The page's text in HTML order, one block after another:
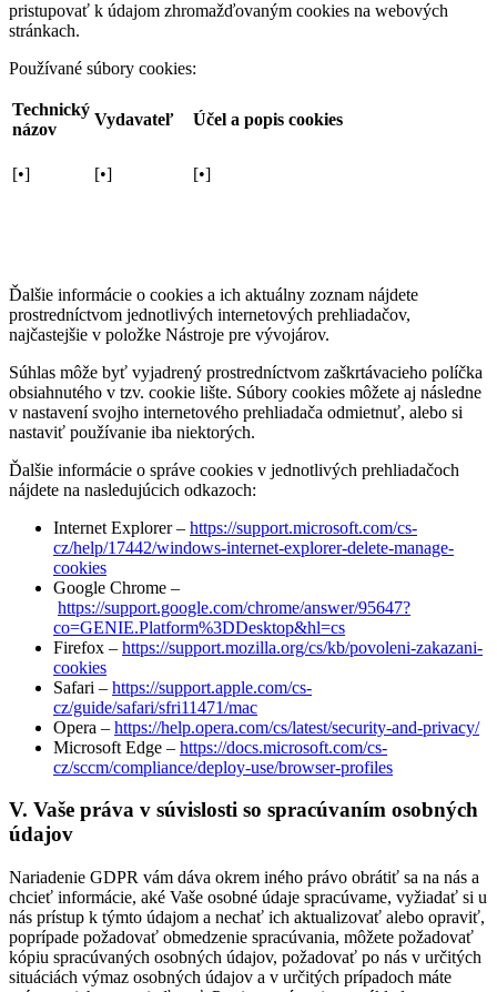
pristupovať k údajom zhromažďovaným cookies na webových
stránkach.
Používané súbory cookies:
Technický
názov
Vydavateľ Účel a popis cookies
[•] [•] [•]
Ďalšie informácie o cookies a ich aktuálny zoznam nájdete
prostredníctvom jednotlivých internetových prehliadačov,
najčastejšie v položke Nástroje pre vývojárov.
Súhlas môže byť vyjadrený prostredníctvom zaškrtávacieho políčka
obsiahnutého v tzv. cookie lište. Súbory cookies môžete aj následne
v nastavení svojho internetového prehliadača odmietnuť, alebo si
nastaviť používanie iba niektorých.
Ďalšie informácie o správe cookies v jednotlivých prehliadačoch
nájdete na nasledujúcich odkazoch:
Internet Explorer – https://support.microsoft.com/cs-
cz/help/17442/windows-internet-explorer-delete-manage-
cookies
Google Chrome –
https://support.google.com/chrome/answer/95647?
co=GENIE.Platform%3DDesktop&hl=cs
Firefox – https://support.mozilla.org/cs/kb/povoleni-zakazani-
cookies
Safari – https://support.apple.com/cs-
cz/guide/safari/sfri11471/mac
Opera – https://help.opera.com/cs/latest/security-and-privacy/
Microsoft Edge – https://docs.microsoft.com/cs-
cz/sccm/compliance/deploy-use/browser-profiles
V. Vaše práva v súvislosti so spracúvaním osobných
údajov
Nariadenie GDPR vám dáva okrem iného právo obrátiť sa na nás a
chcieť informácie, aké Vaše osobné údaje spracúvame, vyžiadať si u
nás prístup k týmto údajom a nechať ich aktualizovať alebo opraviť,
poprípade požadovať obmedzenie spracúvania, môžete požadovať
kópiu spracúvaných osobných údajov, požadovať po nás v určitých
situáciách výmaz osobných údajov a v určitých prípadoch máte